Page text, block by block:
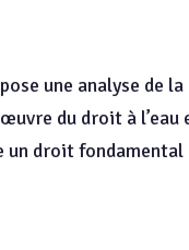
une analyse de
du droit à l’eau
un droit